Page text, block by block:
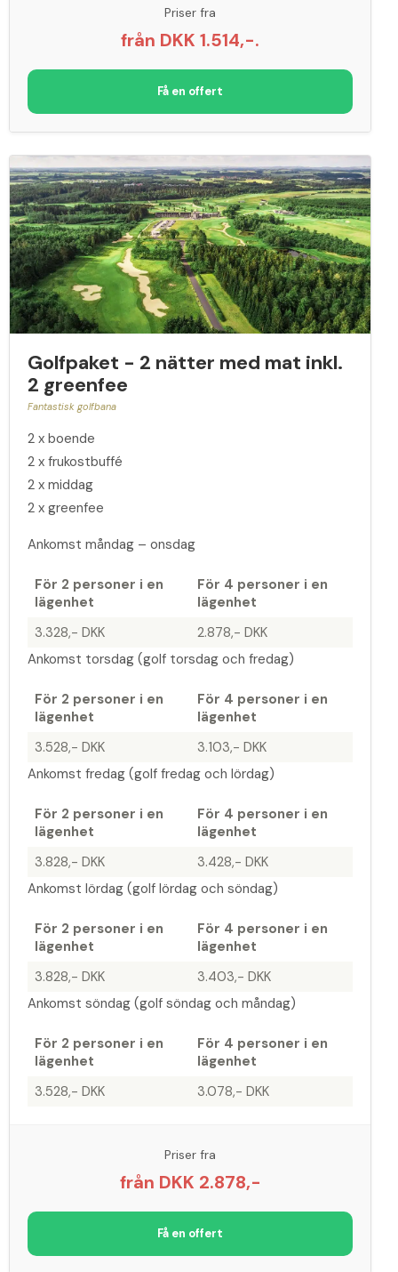
Priser fra
från DKK 1.514,-.
Få en offert
Golfpaket - 2 nätter med mat inkl.
2 greenfee
Fantastisk golfbana
2 x boende
2 x frukostbuffé
2 x middag
2 x greenfee
Ankomst måndag – onsdag
För 2 personer i en
lägenhet
För 4 personer i en
lägenhet
3.328,- DKK
2.878,- DKK
Ankomst torsdag (golf torsdag och fredag)
För 2 personer i en
lägenhet
För 4 personer i en
lägenhet
3.528,- DKK
3.103,- DKK
Ankomst fredag (golf fredag och lördag)
För 2 personer i en
lägenhet
För 4 personer i en
lägenhet
3.828,- DKK
3.428,- DKK
Ankomst lördag (golf lördag och söndag)
För 2 personer i en
lägenhet
För 4 personer i en
lägenhet
3.828,- DKK
3.403,- DKK
Ankomst söndag (golf söndag och måndag)
För 2 personer i en
lägenhet
För 4 personer i en
lägenhet
3.528,- DKK
3.078,- DKK
Priser fra
från DKK 2.878,-
Få en offert